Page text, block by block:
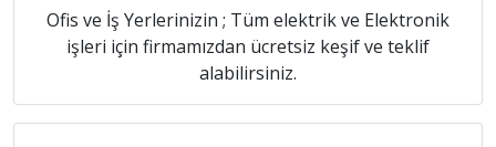
Ofis ve İş Yerlerinizin ; Tüm elektrik ve Elektronik
işleri için firmamızdan ücretsiz keşif ve teklif
alabilirsiniz.